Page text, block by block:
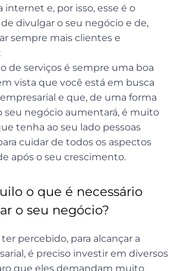
internet e, por isso, esse é o
divulgar o seu negócio e de,
sempre mais clientes e
de serviços é sempre uma boa
vista que você está em busca
e que, de uma forma
seu negócio aumentará, é muito
tenha ao seu lado pessoas
cuidar de todos os aspectos
após o seu crescimento.
o que é necessário
o seu negócio?
percebido, para alcançar a
é preciso investir em diversos
que eles demandam muito